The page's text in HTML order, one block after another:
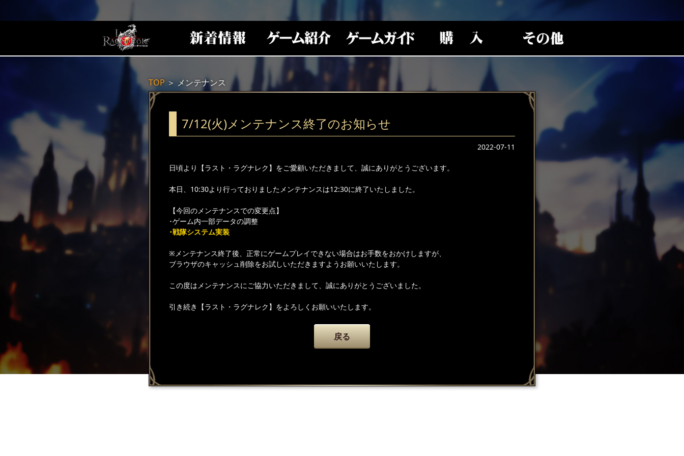
TOP＞メンテナンス
7/12(火)メンテナンス終了のお知らせ
2022-07-11
日頃より【ラスト・ラグナレク】をご愛顧いただきまして、誠にありがとうございます。
本日、10:30より行っておりましたメンテナンスは12:30に終了いたしました。
【今回のメンテナンスでの変更点】
･ゲーム内一部データの調整
･戦隊システム実装
※メンテナンス終了後、正常にゲームプレイできない場合はお手数をおかけしますが、
ブラウザのキャッシュ削除をお試しいただきますようお願いいたします。
この度はメンテナンスにご協力いただきまして、誠にありがとうございました。
引き続き【ラスト・ラグナレク】をよろしくお願いいたします。
戻る